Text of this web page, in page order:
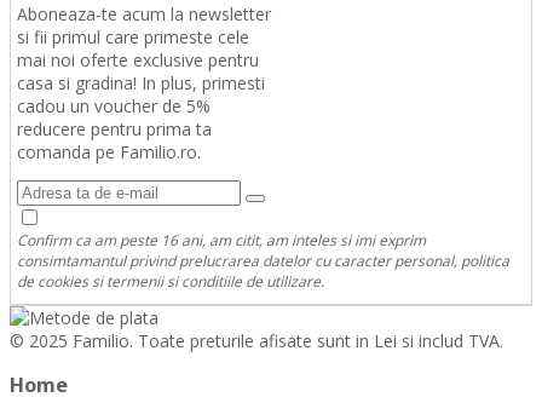
Aboneaza-te acum la newsletter
si fii primul care primeste cele
mai noi oferte exclusive pentru
casa si gradina! In plus, primesti
cadou un voucher de 5%
reducere pentru prima ta
comanda pe Familio.ro.
Confirm ca am peste 16 ani, am citit, am inteles si imi exprim
consimtamantul privind prelucrarea datelor cu caracter personal, politica
de cookies si termenii si conditiile de utilizare.
© 2025 Familio. Toate preturile afisate sunt in Lei si includ TVA.
Home